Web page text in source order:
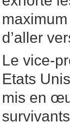
d’aller
Le vice-
Etats
mis en